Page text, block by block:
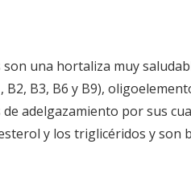
una hortaliza muy
B2, B3, B6 y B9),
adelgazamiento por sus
y los triglicéridos y